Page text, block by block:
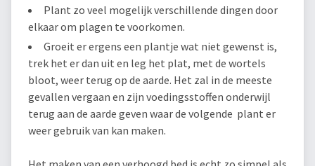
Plant zo veel mogelijk verschillende dingen door
elkaar om plagen te voorkomen.
Groeit er ergens een plantje wat niet gewenst is,
trek het er dan uit en leg het plat, met de wortels
bloot, weer terug op de aarde. Het zal in de meeste
gevallen vergaan en zijn voedingsstoffen onderwijl
terug aan de aarde geven waar de volgende plant er
weer gebruik van kan maken.